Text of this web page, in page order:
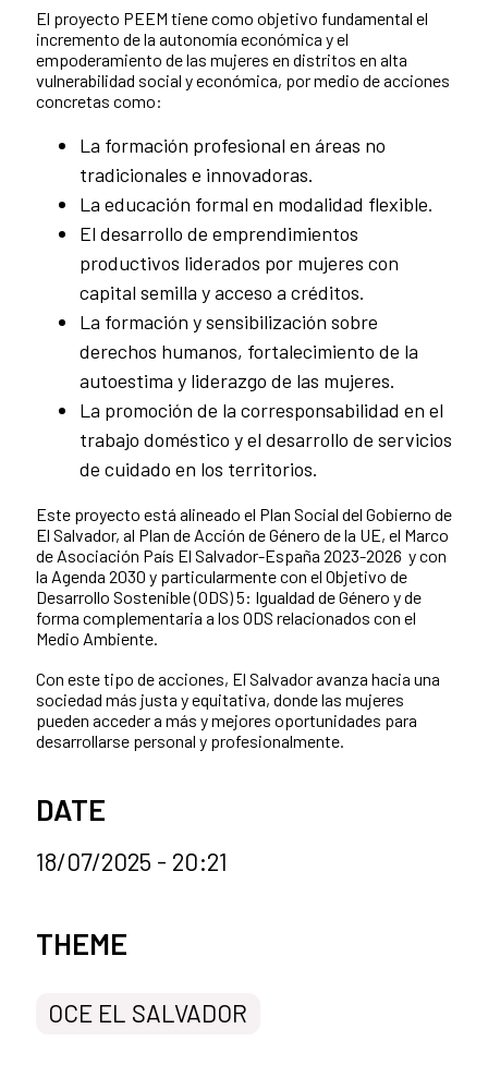
El proyecto PEEM tiene como objetivo fundamental el
incremento de la autonomía económica y el
empoderamiento de las mujeres en distritos en alta
vulnerabilidad social y económica, por medio de acciones
concretas como:
La formación profesional en áreas no
tradicionales e innovadoras.
La educación formal en modalidad flexible.
El desarrollo de emprendimientos
productivos liderados por mujeres con
capital semilla y acceso a créditos.
La formación y sensibilización sobre
derechos humanos, fortalecimiento de la
autoestima y liderazgo de las mujeres.
La promoción de la corresponsabilidad en el
trabajo doméstico y el desarrollo de servicios
de cuidado en los territorios.
Este proyecto está alineado el Plan Social del Gobierno de
El Salvador, al Plan de Acción de Género de la UE, el Marco
de Asociación País El Salvador-España 2023-2026 y con
la Agenda 2030 y particularmente con el Objetivo de
Desarrollo Sostenible (ODS) 5: Igualdad de Género y de
forma complementaria a los ODS relacionados con el
Medio Ambiente.
Con este tipo de acciones, El Salvador avanza hacia una
sociedad más justa y equitativa, donde las mujeres
pueden acceder a más y mejores oportunidades para
desarrollarse personal y profesionalmente.
DATE
18/07/2025 - 20:21
News categories
THEME
OCE EL SALVADOR